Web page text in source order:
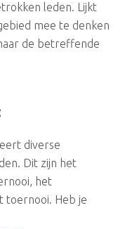
leden. Lijkt
mee te denken
de betreffende
diverse
Dit zijn het
het
toernooi. Heb je